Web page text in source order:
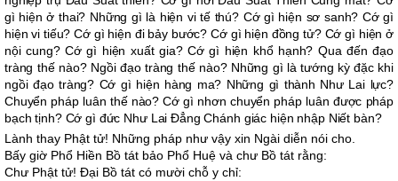
gì hiện ở thai? Những gì là hiện vi tế thú? Cớ gì hiện sơ sanh? Cớ gì
hiện vi tiếu? Cớ gì hiện đi bảy bước? Cớ gì hiện đồng tử? Cớ gì hiện ở
nội cung? Cớ gì hiện xuất gia? Cớ gì hiện khổ hạnh? Qua đến đạo
tràng thế nào? Ngồi đạo tràng thế nào? Những gì là tướng kỳ đặc khi
ngồi đạo tràng? Cớ gì hiện hàng ma? Những gì thành Như Lai lực?
Chuyển pháp luân thế nào? Cớ gì nhơn chuyển pháp luân được pháp
bạch tịnh? Cớ gì đức Như Lai Ðẳng Chánh giác hiện nhập Niết bàn?
Lành thay Phật tử! Những pháp như vậy xin Ngài diễn nói cho.
Bấy giờ Phổ Hiền Bồ tát bảo Phổ Huệ và chư Bồ tát rằng:
Chư Phật tử! Ðại Bồ tát có mười chỗ y chỉ: